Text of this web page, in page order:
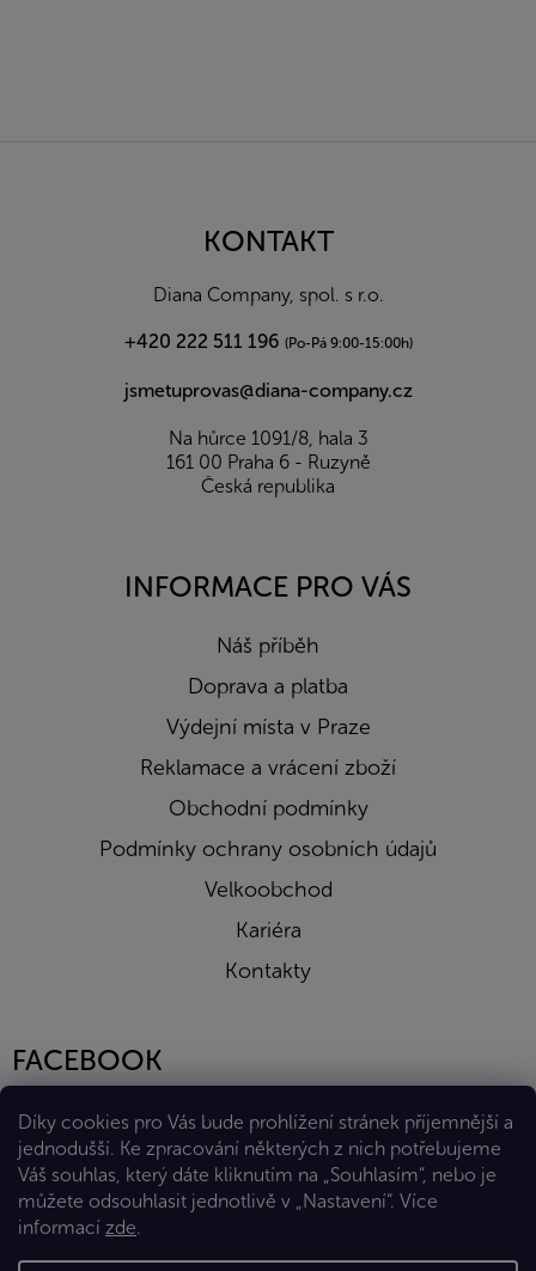
Díky cookies pro Vás bude prohlížení stránek příjemnější a
jednodušší. Ke zpracování některých z nich potřebujeme
Váš souhlas, který dáte kliknutím na „Souhlasím“, nebo je
můžete odsouhlasit jednotlivě v „Nastavení“. Více
informací zde.
KONTAKT
Diana Company, spol. s r.o.
+420 222 511 196 (Po-Pá 9:00-15:00h)
jsmetuprovas@diana-company.cz
Na hůrce 1091/8, hala 3
161 00 Praha 6 - Ruzyně
Česká republika
INFORMACE PRO VÁS
Náš příběh
Doprava a platba
Výdejní místa v Praze
Reklamace a vrácení zboží
Obchodní podmínky
Podmínky ochrany osobních údajů
Velkoobchod
Kariéra
Kontakty
FACEBOOK